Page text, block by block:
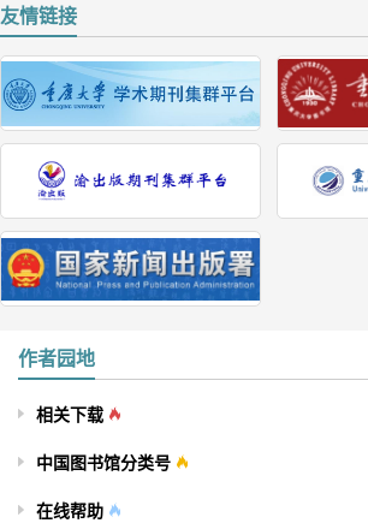
友情链接
作者园地
相关下载
中国图书馆分类号
在线帮助